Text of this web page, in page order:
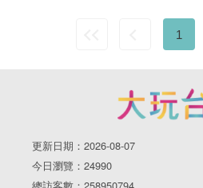
1
更新日期：2026-08-07
今日瀏覽：24990